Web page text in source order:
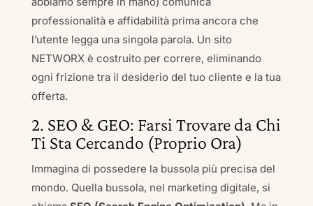
professionalità e affidabilità prima ancora che
l’utente legga una singola parola. Un sito
NETWORX è costruito per correre, eliminando
ogni frizione tra il desiderio del tuo cliente e la tua
offerta.
2. SEO & GEO: Farsi Trovare da Chi
Ti Sta Cercando (Proprio Ora)
Immagina di possedere la bussola più precisa del
mondo. Quella bussola, nel marketing digitale, si